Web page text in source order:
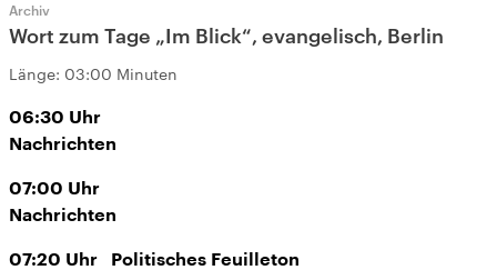
Archiv
Wort zum Tage „Im Blick“, evangelisch, Berlin
Länge: 03:00 Minuten
06:30 Uhr
Nachrichten
07:00 Uhr
Nachrichten
07:20 Uhr Politisches Feuilleton